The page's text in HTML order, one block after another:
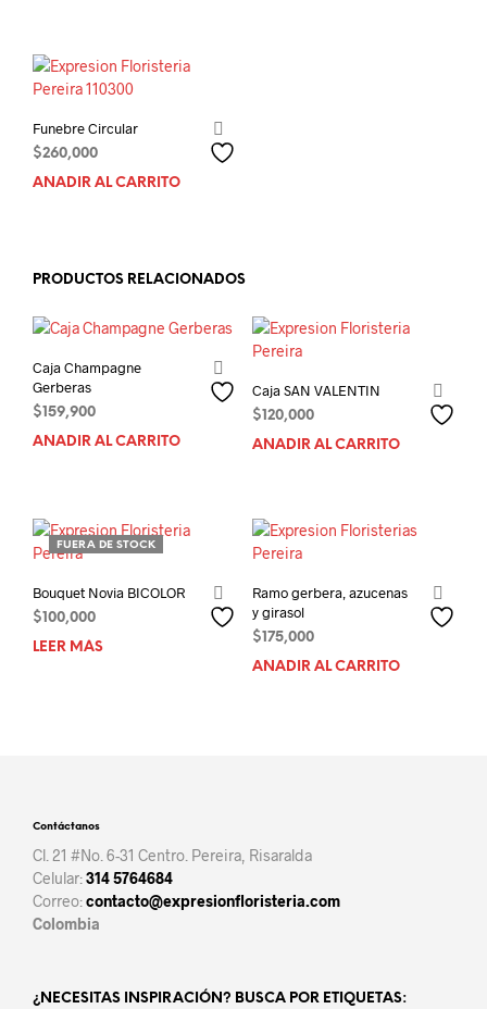
Funebre Circular
$260,000
AÑADIR AL CARRITO
PRODUCTOS RELACIONADOS
Caja Champagne
Gerberas
$159,900
AÑADIR AL CARRITO
Caja SAN VALENTIN
$120,000
AÑADIR AL CARRITO
FUERA DE STOCK
Bouquet Novia BICOLOR
$100,000
LEER MÁS
Ramo gerbera, azucenas
y girasol
$175,000
AÑADIR AL CARRITO
Contáctanos
Cl. 21 #No. 6-31 Centro. Pereira, Risaralda
Celular:314 5764684
Correo:contacto@expresionfloristeria.com
Colombia
¿NECESITAS INSPIRACIÓN? BUSCA POR ETIQUETAS: